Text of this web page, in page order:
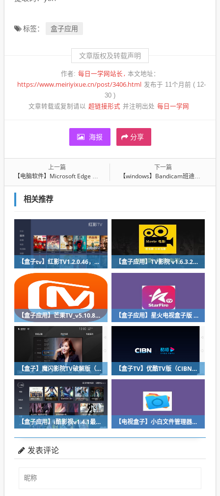
标签： 盒子应用
文章版权及转载声明
作者: 每日一学网站长 本文地址：
https://www.meiriyixue.cn/post/3406.html 发布于 11个月前 ( 12-
30 )
文章转载或复制请以 超链接形式 并注明出处 每日一学网
海报 分享
上一篇
【电脑软件】Microsoft Edge v86.0.622.68 绿色增强版本
下一篇
【windows】Bandicam班迪录屏最新 v4.6.5.1757绿色免安装已授权vip版
相关推荐
【盒子tv】红影TV1.2.0.46，无广告版智能电视盒子影视 【盒子应用】TV影院 v1.6.3.2，智能电视上免费看全网影视的软件
【盒子应用】芒果TV_v5.10.801.383.3.DBEI_TVAPP.0.0_Release最新去广告版，非vip破解 【盒子应用】星火电视盒子版 v2.0.1.6，免费完全无广告版
【盒子】魔闪影院TV破解版（2.1.7最新版本）附带会员区密码哦！ 【盒子TV】优酷TV版（CIBN酷喵）【9.0.1.4最新版本】去除广告
【盒子应用】i酷影视v1.4.1最新版，速度超级快的智能电视观影神器 【电视盒子】小白文件管理器v2.8.0无广告清爽版
发表评论